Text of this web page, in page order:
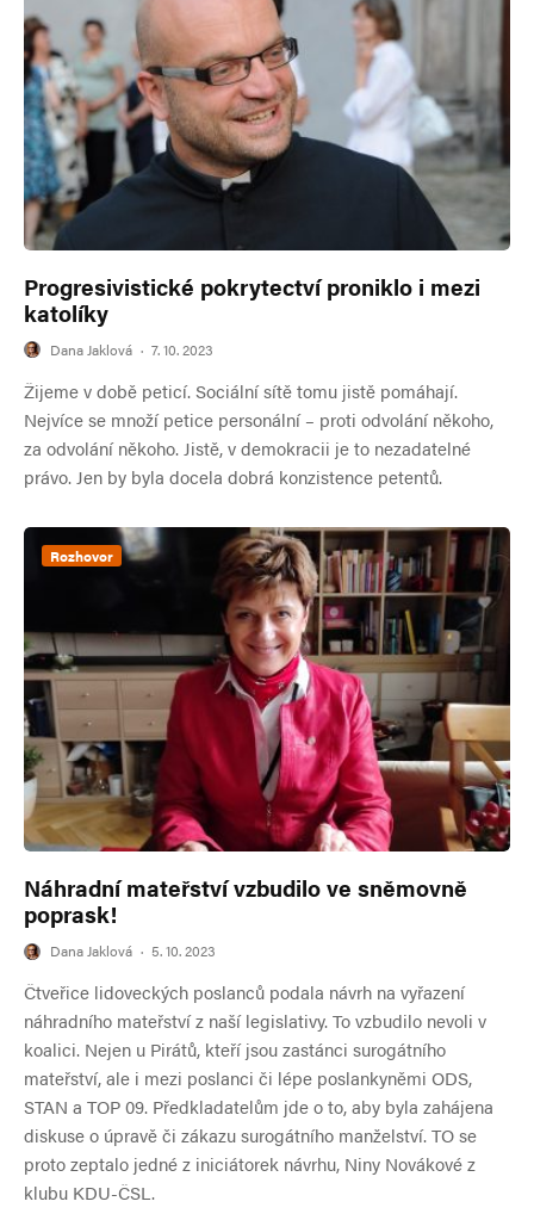
Progresivistické pokrytectví proniklo i mezi
katolíky
Dana Jaklová · 7. 10. 2023
Žijeme v době peticí. Sociální sítě tomu jistě pomáhají.
Nejvíce se množí petice personální – proti odvolání někoho,
za odvolání někoho. Jistě, v demokracii je to nezadatelné
právo. Jen by byla docela dobrá konzistence petentů.
Rozhovor
Náhradní mateřství vzbudilo ve sněmovně
poprask!
Dana Jaklová · 5. 10. 2023
Čtveřice lidoveckých poslanců podala návrh na vyřazení
náhradního mateřství z naší legislativy. To vzbudilo nevoli v
koalici. Nejen u Pirátů, kteří jsou zastánci surogátního
mateřství, ale i mezi poslanci či lépe poslankyněmi ODS,
STAN a TOP 09. Předkladatelům jde o to, aby byla zahájena
diskuse o úpravě či zákazu surogátního manželství. TO se
proto zeptalo jedné z iniciátorek návrhu, Niny Novákové z
klubu KDU-ČSL.